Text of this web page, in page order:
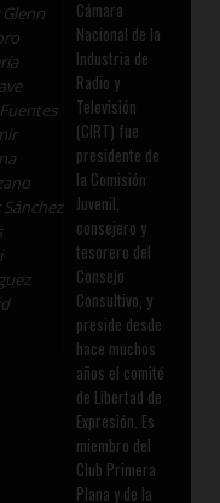
Glenn
Sánchez
Cámara
Nacional de la
Industria de
Radio y
Televisión
(CIRT) fue
presidente de
la Comisión
Juvenil,
consejero y
tesorero del
Consejo
Consultivo, y
preside desde
hace muchos
años el comité
de Libertad de
Expresión. Es
miembro del
Club Primera
Plana y de la